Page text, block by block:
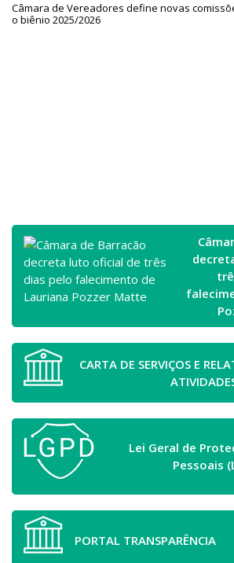
Câmara de Vereadores define novas
o biênio 2025/2026
CARTA DE SERVIÇOS E
Lei Geral de
Pessoais
PORTAL TRANSPARÊNCIA